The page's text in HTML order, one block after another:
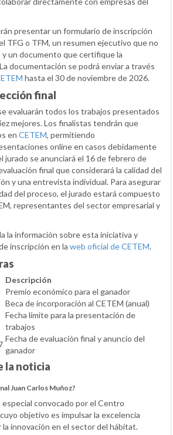
presentar un formulario de inscripción
TFG o TFM, un resumen ejecutivo que no
y un documento que certifique la
documentación se podrá enviar a través
hasta el 30 de noviembre de 2026.
final
evaluarán todos los trabajos presentados
mejores. Los finalistas tendrán que
en CETEM, permitiendo
online en casos debidamente
jurado se anunciará el 16 de febrero de
final que considerará la calidad del
y una entrevista individual. Para asegurar
del proceso, el jurado estará compuesto
representantes del sector empresarial y
la información sobre esta iniciativa y
inscripción en la web oficial de CETEM.
Descripción
Premio económico para el ganador
Beca de incorporación al CETEM (anual)
Fecha límite para la presentación de
trabajos
Fecha de evaluación final y anuncio del
ganador
la noticia
Juan Carlos Muñoz?
convocado por el Centro
objetivo es impulsar la excelencia
la innovación en el sector del hábitat.